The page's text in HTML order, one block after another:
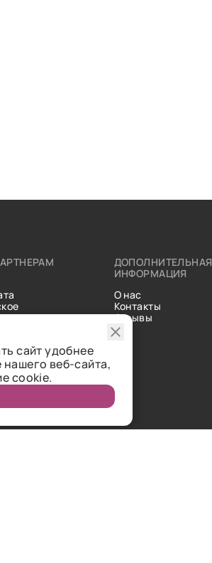
ДОПОЛНИТЕЛЬНАЯ
ИНФОРМАЦИЯ
О нас
Контакты
Отзывы
сайт удобнее
веб-сайта,
cookie.